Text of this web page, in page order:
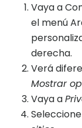
Vaya a
el menú
derecha.
Verá
Mostrar
Vaya a
Seleccione